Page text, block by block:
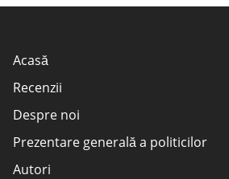
Acasă
Recenzii
Despre noi
Prezentare generală a politicilor
Autori